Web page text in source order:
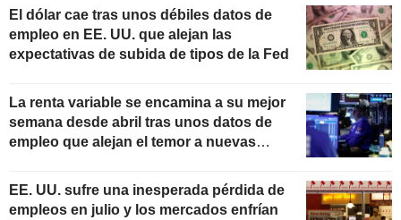
El dólar cae tras unos débiles datos de
empleo en EE. UU. que alejan las
expectativas de subida de tipos de la Fed
La renta variable se encamina a su mejor
semana desde abril tras unos datos de
empleo que alejan el temor a nuevas
EE. UU. sufre una inesperada pérdida de
empleos en julio y los mercados enfrían